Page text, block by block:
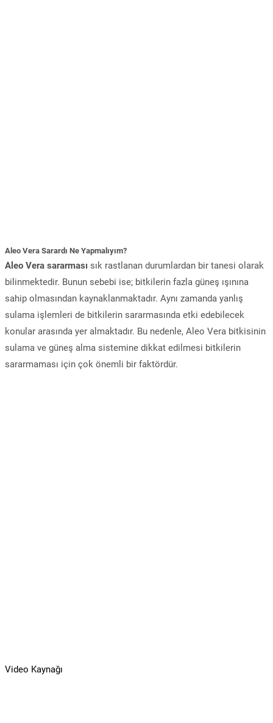
Aleo Vera Sarardı Ne Yapmalıyım?
Aleo Vera sararması sık rastlanan durumlardan bir tanesi olarak
bilinmektedir. Bunun sebebi ise; bitkilerin fazla güneş ışınına
sahip olmasından kaynaklanmaktadır. Aynı zamanda yanlış
sulama işlemleri de bitkilerin sararmasında etki edebilecek
konular arasında yer almaktadır. Bu nedenle, Aleo Vera bitkisinin
sulama ve güneş alma sistemine dikkat edilmesi bitkilerin
sararmaması için çok önemli bir faktördür.
Video Kaynağı